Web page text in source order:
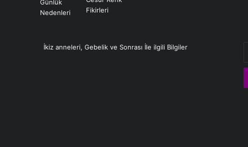
İkiz anneleri, Gebelik ve Sonrası İle ilgili Bilgiler